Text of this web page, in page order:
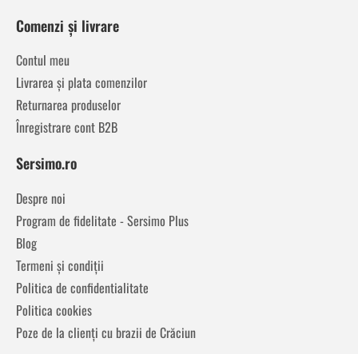
Comenzi și livrare
Contul meu
Livrarea și plata comenzilor
Returnarea produselor
Înregistrare cont B2B
Sersimo.ro
Despre noi
Program de fidelitate - Sersimo Plus
Blog
Termeni și condiții
Politica de confidentialitate
Politica cookies
Poze de la clienți cu brazii de Crăciun